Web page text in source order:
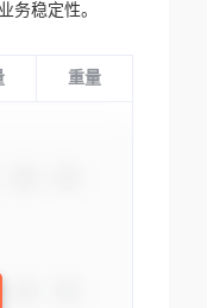
务稳定性。
重量